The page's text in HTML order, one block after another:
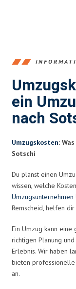
ein
nach
Umzugskosten:
Sotschi
Du planst einen
wissen, welche
Umzugsunternehmen
Remscheid, helfen
Ein Umzug kann
richtigen Planung
Erlebnis. Wir haben
bieten professionelle
an.